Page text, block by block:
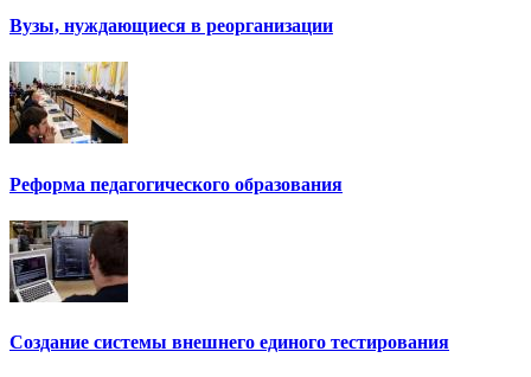
Вузы, нуждающиеся в реорганизации
Реформа педагогического образования
Создание системы внешнего единого тестирования